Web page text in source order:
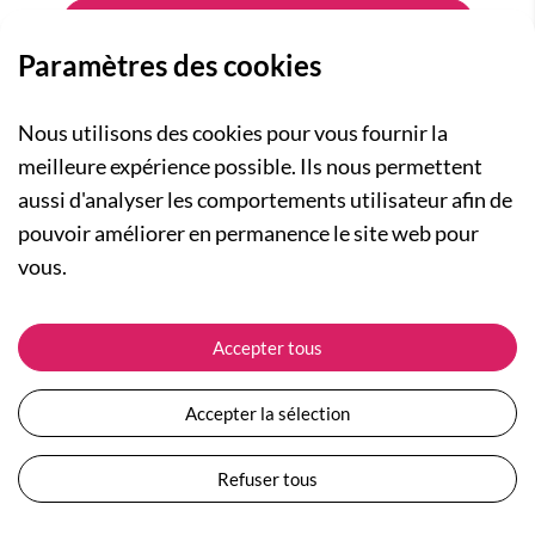
A PROPOS
Qui sommes-nous ?
Actualités
Nos engagements
Plan du site
Devenir revendeur
Collection Femme
Collection Enfants
Les Totebags
Nos différents thèmes
ASSISTANCE
Suivre ma commande
Expédition et livraison
Retour et remboursement
Moyens de paiement
Questions / Réponses
Conditions générales de vente
Paramètres des cookies
Nous utilisons des cookies pour vous fournir la
meilleure expérience possible. Ils nous permettent
aussi d'analyser les comportements utilisateur afin de
pouvoir améliorer en permanence le site web pour
vous.
Accepter tous
Accepter la sélection
Refuser tous